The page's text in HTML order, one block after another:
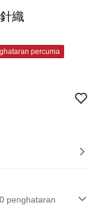
織
percuma
penghataran